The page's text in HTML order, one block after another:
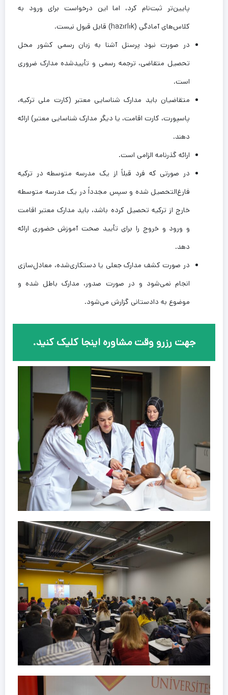
پایین‌تر ثبت‌نام کرد، اما این درخواست برای ورود به
کلاس‌های آمادگی (hazırlık) قابل قبول نیست.
در صورت نبود پرسنل آشنا به زبان رسمی کشور محل
تحصیل متقاضی، ترجمه رسمی و تأییدشده مدارک ضروری
است.
متقاضیان باید مدارک شناسایی معتبر (کارت ملی ترکیه،
پاسپورت، کارت اقامت، یا دیگر مدارک شناسایی معتبر) ارائه
دهند.
ارائه گذرنامه الزامی است.
در صورتی که فرد قبلاً از یک مدرسه متوسطه در ترکیه
فارغ‌التحصیل شده و سپس مجدداً در یک مدرسه متوسطه
خارج از ترکیه تحصیل کرده باشد، باید مدارک معتبر اقامت
و ورود و خروج را برای تأیید صحت آموزش حضوری ارائه
دهد.
در صورت کشف مدارک جعلی یا دستکاری‌شده، معادل‌سازی
انجام نمی‌شود و در صورت صدور، مدارک باطل شده و
موضوع به دادستانی گزارش می‌شود.
جهت رزرو وقت مشاوره اینجا کلیک کنید.